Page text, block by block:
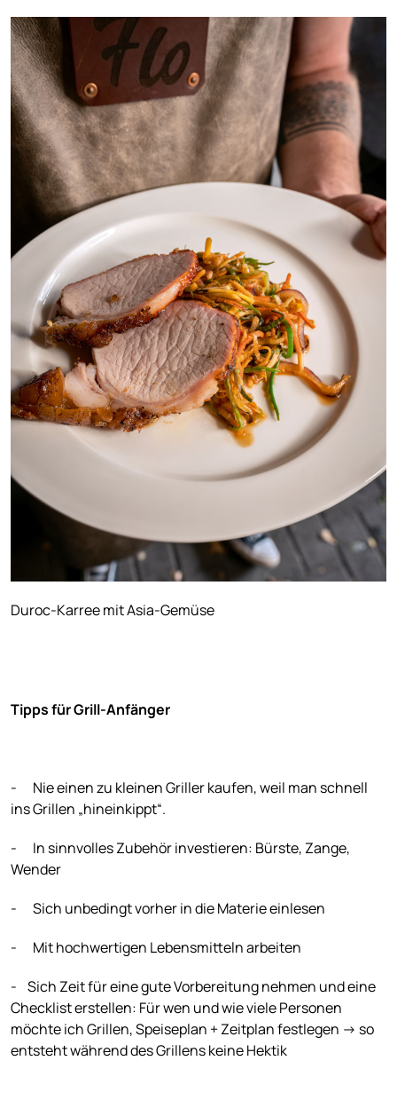
Duroc-Karree mit Asia-Gemüse
Tipps für Grill-Anfänger
- Nie einen zu kleinen Griller kaufen, weil man schnell
ins Grillen „hineinkippt“.
- In sinnvolles Zubehör investieren: Bürste, Zange,
Wender
- Sich unbedingt vorher in die Materie einlesen
- Mit hochwertigen Lebensmitteln arbeiten
- Sich Zeit für eine gute Vorbereitung nehmen und eine
Checklist erstellen: Für wen und wie viele Personen
möchte ich Grillen, Speiseplan + Zeitplan festlegen -> so
entsteht während des Grillens keine Hektik